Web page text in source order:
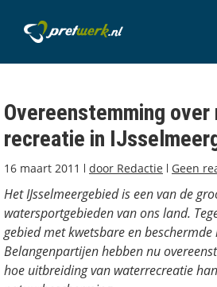
Overeenstemming over
recreatie in
16 maart 2011 door Redactie Geen
Het IJsselmeergebied is een van de
watersportgebieden van ons land.
gebied met kwetsbare en
Belangenpartijen hebben nu
hoe uitbreiding van waterrecreatie